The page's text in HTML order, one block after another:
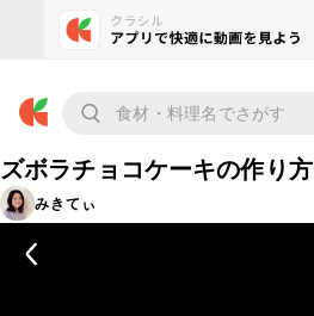
ズボラチョコケーキの作り方
みきてぃ